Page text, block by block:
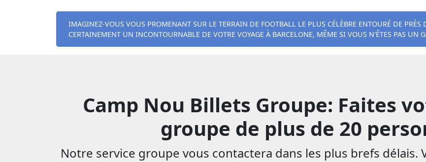
IMAGINEZ-VOUS VOUS PROMENANT SUR LE TERRAIN DE FOOTBALL LE PLUS CÉLÈBRE ENTOURÉ DE PRÈS
CERTAINEMENT UN INCONTOURNABLE DE VOTRE VOYAGE À BARCELONE, MÊME SI VOUS N'ÊTES PAS UN
Camp Nou Billets Groupe: Faites
groupe de plus de 20
Notre service groupe vous contactera dans les plus brefs délais.